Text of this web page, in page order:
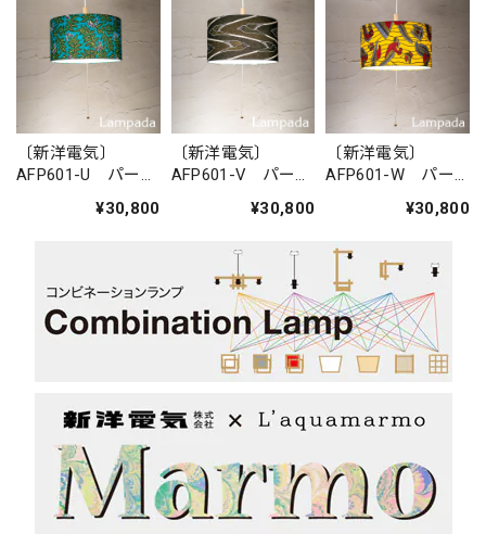
〔新洋電気〕
AFP601-U パーニ
¥30,800
〔新洋電気〕
AFP601-V パーニ
¥30,800
〔新洋電気〕
AFP601-W パー
¥30,800